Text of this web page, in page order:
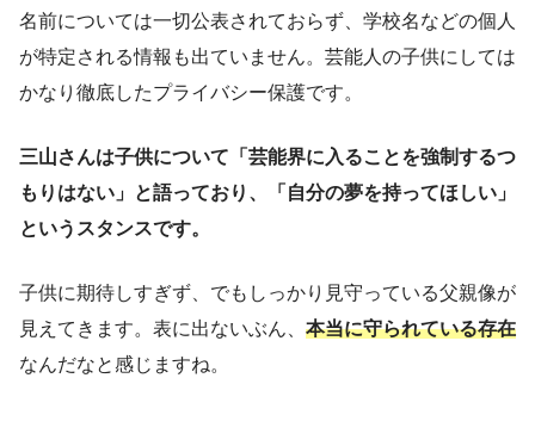
名前については一切公表されておらず、学校名などの個人
が特定される情報も出ていません。芸能人の子供にしては
かなり徹底したプライバシー保護です。
三山さんは子供について「芸能界に入ることを強制するつ
もりはない」と語っており、「自分の夢を持ってほしい」
というスタンスです。
子供に期待しすぎず、でもしっかり見守っている父親像が
見えてきます。表に出ないぶん、 本当に守られている存在
なんだなと感じますね。